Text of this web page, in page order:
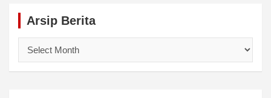
Arsip Berita
Berita